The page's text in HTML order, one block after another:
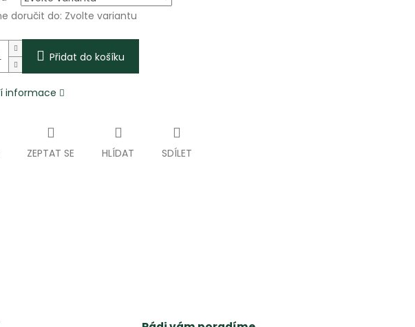
doručit do: Zvolte variantu
Přidat do košíku
informace
ZEPTAT SE HLÍDAT SDÍLET